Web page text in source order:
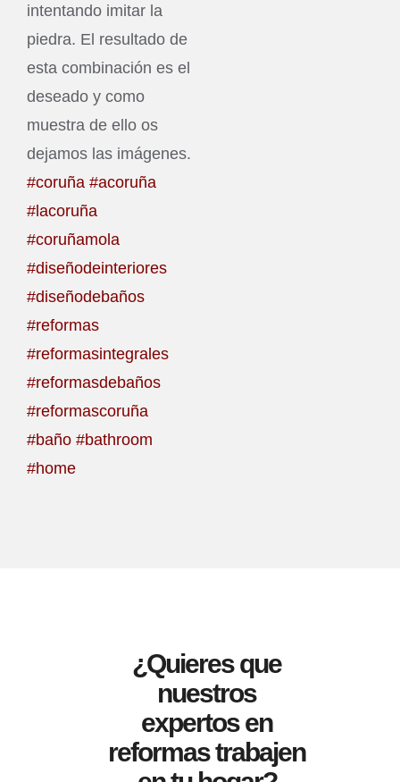
intentando imitar la
piedra. El resultado de
esta combinación es el
deseado y como
muestra de ello os
dejamos las imágenes.
#coruña #acoruña
#lacoruña
#coruñamola
#diseñodeinteriores
#diseñodebaños
#reformas
#reformasintegrales
#reformasdebaños
#reformascoruña
#baño #bathroom
#home
¿Quieres que
nuestros
expertos en
reformas trabajen